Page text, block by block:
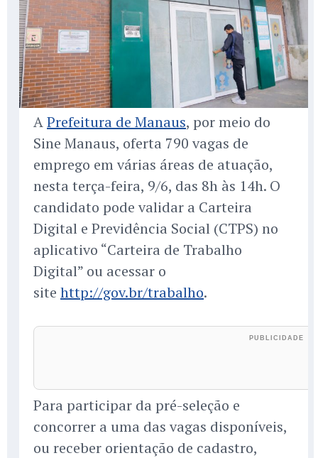
APrefeitura de Manaus, por meio do
Sine Manaus, oferta 790 vagas de
emprego em várias áreas de atuação,
nesta terça-feira, 9/6, das 8h às 14h. O
candidato pode validar a Carteira
Digital e Previdência Social (CTPS) no
aplicativo “Carteira de Trabalho
Digital” ou acessar o
site http://gov.br/trabalho.
Para participar da pré-seleção e
concorrer a uma das vagas disponíveis,
ou receber orientação de cadastro,